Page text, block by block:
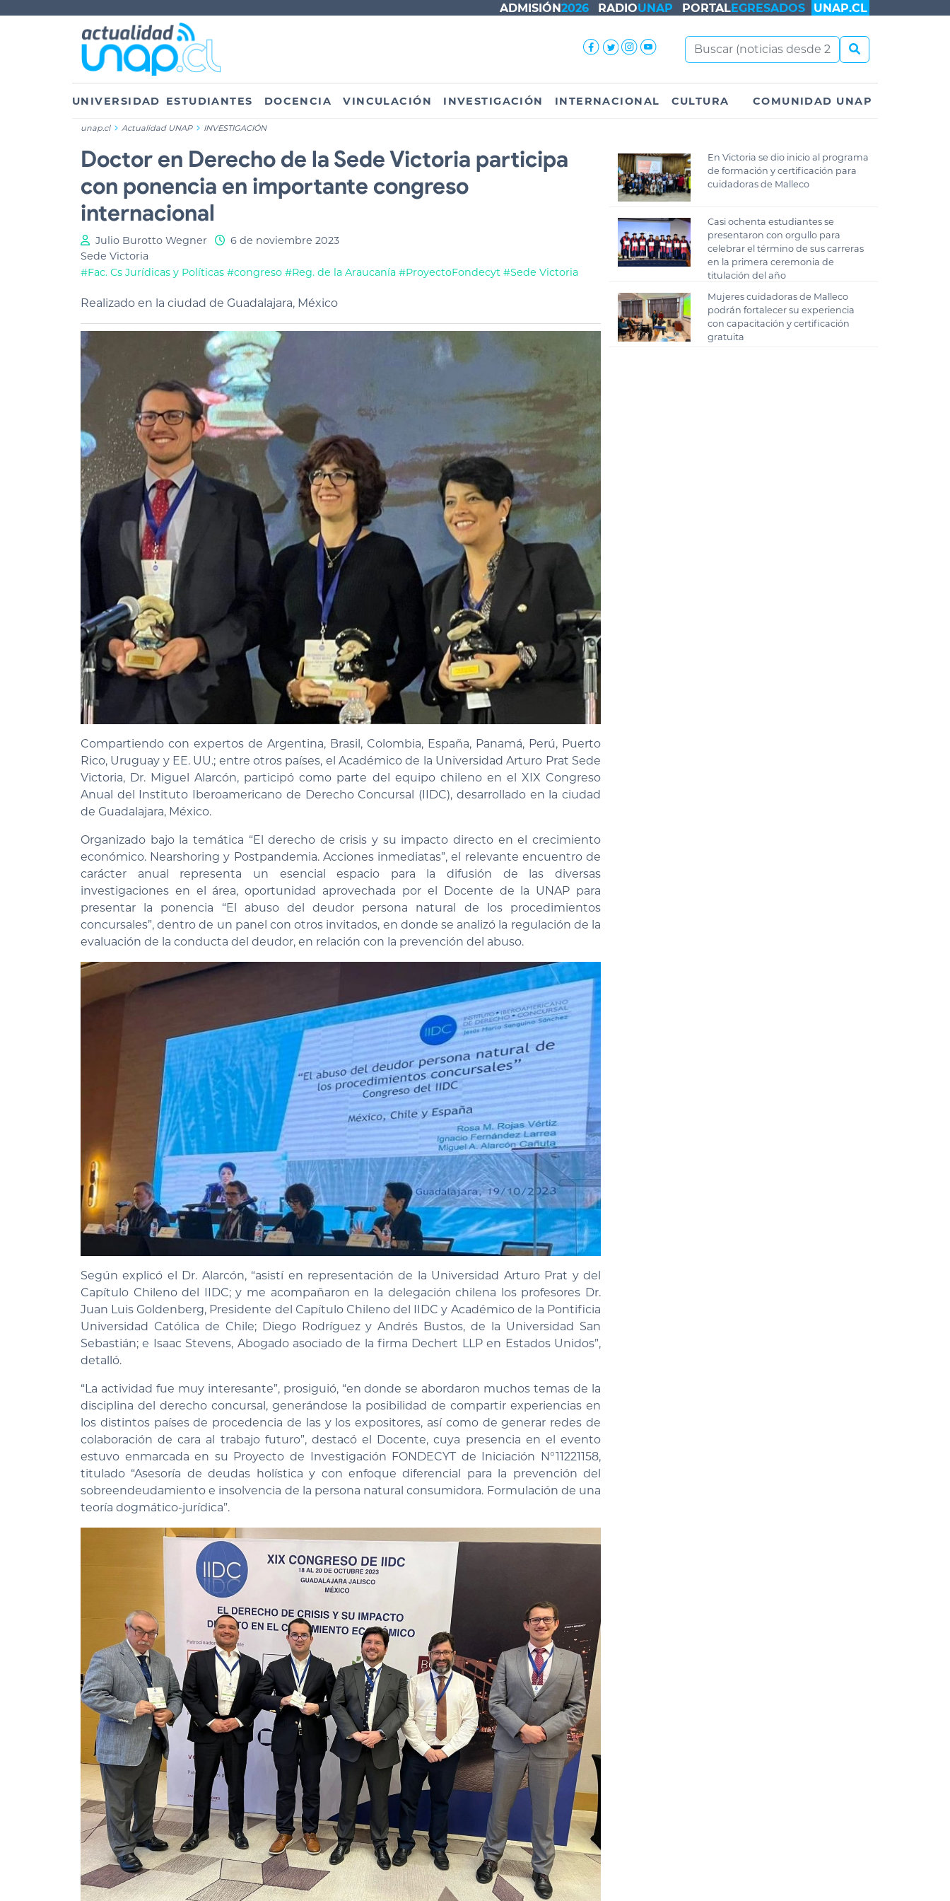
ADMISIÓN2026 RADIOUNAP PORTALEGRESADOS UNAP.CL
UNIVERSIDAD ESTUDIANTES DOCENCIA VINCULACIÓN INVESTIGACIÓN INTERNACIONAL CULTURA COMUNIDAD UNAP
unap.cl Actualidad UNAP INVESTIGACIÓN
Doctor en Derecho de la Sede Victoria participa
con ponencia en importante congreso
internacional
Julio Burotto Wegner
6 de noviembre 2023
Sede Victoria
#Fac. Cs Jurídicas y Políticas #congreso #Reg. de la Araucanía #ProyectoFondecyt #Sede Victoria
Realizado en la ciudad de Guadalajara, México
Compartiendo con expertos de Argentina, Brasil, Colombia, España, Panamá, Perú, Puerto
Rico, Uruguay y EE. UU.; entre otros países, el Académico de la Universidad Arturo Prat Sede
Victoria, Dr. Miguel Alarcón, participó como parte del equipo chileno en el XIX Congreso
Anual del Instituto Iberoamericano de Derecho Concursal (IIDC), desarrollado en la ciudad
de Guadalajara, México.
Organizado bajo la temática “El derecho de crisis y su impacto directo en el crecimiento
económico. Nearshoring y Postpandemia. Acciones inmediatas”, el relevante encuentro de
carácter anual representa un esencial espacio para la difusión de las diversas
investigaciones en el área, oportunidad aprovechada por el Docente de la UNAP para
presentar la ponencia “El abuso del deudor persona natural de los procedimientos
concursales”, dentro de un panel con otros invitados, en donde se analizó la regulación de la
evaluación de la conducta del deudor, en relación con la prevención del abuso.
Según explicó el Dr. Alarcón, “asistí en representación de la Universidad Arturo Prat y del
Capítulo Chileno del IIDC; y me acompañaron en la delegación chilena los profesores Dr.
Juan Luis Goldenberg, Presidente del Capítulo Chileno del IIDC y Académico de la Pontificia
Universidad Católica de Chile; Diego Rodríguez y Andrés Bustos, de la Universidad San
Sebastián; e Isaac Stevens, Abogado asociado de la firma Dechert LLP en Estados Unidos”,
detalló.
“La actividad fue muy interesante”, prosiguió, “en donde se abordaron muchos temas de la
disciplina del derecho concursal, generándose la posibilidad de compartir experiencias en
los distintos países de procedencia de las y los expositores, así como de generar redes de
colaboración de cara al trabajo futuro”, destacó el Docente, cuya presencia en el evento
estuvo enmarcada en su Proyecto de Investigación FONDECYT de Iniciación N°11221158,
titulado “Asesoría de deudas holística y con enfoque diferencial para la prevención del
sobreendeudamiento e insolvencia de la persona natural consumidora. Formulación de una
teoría dogmático-jurídica”.
En Victoria se dio inicio al programa
de formación y certificación para
cuidadoras de Malleco
Casi ochenta estudiantes se
presentaron con orgullo para
celebrar el término de sus carreras
en la primera ceremonia de
titulación del año
Mujeres cuidadoras de Malleco
podrán fortalecer su experiencia
con capacitación y certificación
gratuita